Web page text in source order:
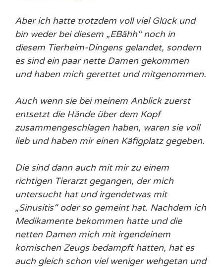
Aber ich hatte trotzdem voll viel Glück und
bin weder bei diesem „EBähh“ noch in
diesem Tierheim-Dingens gelandet, sondern
es sind ein paar nette Damen gekommen
und haben mich gerettet und mitgenommen.
Auch wenn sie bei meinem Anblick zuerst
entsetzt die Hände über dem Kopf
zusammengeschlagen haben, waren sie voll
lieb und haben mir einen Käfigplatz gegeben.
Die sind dann auch mit mir zu einem
richtigen Tierarzt gegangen, der mich
untersucht hat und irgendetwas mit
„Sinusitis“ oder so gemeint hat. Nachdem ich
Medikamente bekommen hatte und die
netten Damen mich mit irgendeinem
komischen Zeugs bedampft hatten, hat es
auch gleich schon viel weniger wehgetan und